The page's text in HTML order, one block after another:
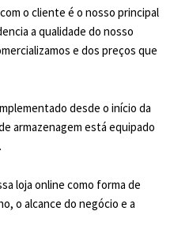
o cliente é o nosso principal
a qualidade do nosso
e dos preços que
desde o início da
armazenagem está equipado
loja online como forma de
o alcance do negócio e a